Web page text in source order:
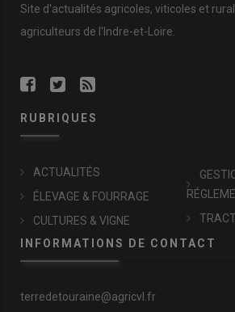
Site d'actualités agricoles, viticoles et
agriculteurs de l'Indre-et-Loire.
RUBRIQUES
ACTUALITÉS
ÉLEVAGE & FOURRAGE
CULTURES & VIGNE
INFORMATIONS DE CONTACT
terredetouraine@agricvl.fr